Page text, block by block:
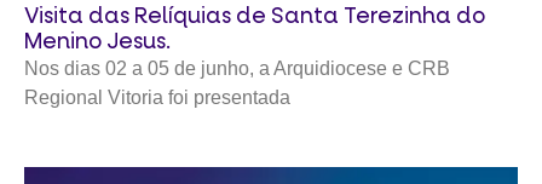
Visita das Relíquias de Santa Terezinha do
Menino Jesus.
Nos dias 02 a 05 de junho, a Arquidiocese e CRB
Regional Vitoria foi presentada